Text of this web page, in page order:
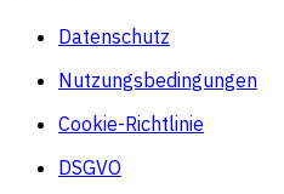
Datenschutz
Nutzungsbedingungen
Cookie-Richtlinie
DSGVO